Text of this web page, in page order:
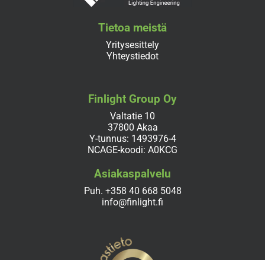
Tietoa meistä
Yritysesittely
Yhteystiedot
Finlight Group Oy
Valtatie 10
37800 Akaa
Y-tunnus: 1493976-4
NCAGE-koodi: A0KCG
Asiakaspalvelu
Puh. +358 40 668 5048
info@finlight.fi